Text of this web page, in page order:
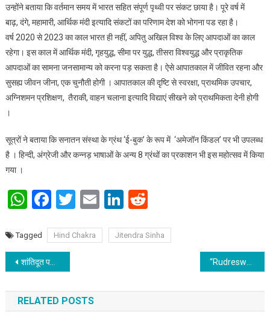
उन्होंने बताया कि वर्तमान समय में भारत सहित संपूर्ण पृथ्वी पर संकट छाया है। पूरे वर्ष में
बाढ़, दंगे, महामारी, आर्थिक मंदी इत्यादि संकटों का परिणाम देश को भोगना पड रहा है।
वर्ष 2020 से 2023 का काल भारत ही नहीं, अपितु अखिल विश्व के लिए आपदाओं का काल
रहेगा। इस काल में आर्थिक मंदी, गृहयुद्ध, सीमा पर युद्ध, तीसरा विश्वयुद्ध और प्राकृतिक
आपदाओं का सामना जनसामान्य को करना पड़ सकता है। ऐसे आपातकाल में जीवित रहना और
सुसह्य जीवन जीना, एक चुनौती होगी । आपातकाल की दृष्टि से स्वरक्षा, प्राथमिक उपचार,
अग्निशमन प्रशिक्षण, तैराकी, वाहन चलाना इत्यादि विद्याएं सीखने को प्राथमिकता देनी होगी
।
सूत्रों ने बताया कि सनातन संस्था के ग्रंथ ‘ई-बुक’ के रूप में ‘अमेजॉन किंडल’ पर भी उपलब्ध
है । हिन्दी, अंग्रेजी और कन्नड़ भाषाओं के अन्य 8 ग्रंथों का प्रकाशन भी इस महोत्सव में किया
गया ।
WhatsApp
Facebook
Twitter
EmailLinkedIn
Reddit
Tagged Hind Chakra Jitendra Sinha
Post navigation
शांतिदूत पर्यावरण योद्धा सिद्धार्थ झा एवं राजीव 800 कि.मी. यात्रा पर
RELATED POSTS